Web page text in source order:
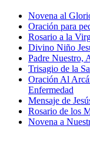
Novena al
Oración para
Rosario a la
Divino Niño
Padre Nuestro,
Trisagio de la
Oración Al
Enfermedad
Mensaje de
Rosario de los
Novena a